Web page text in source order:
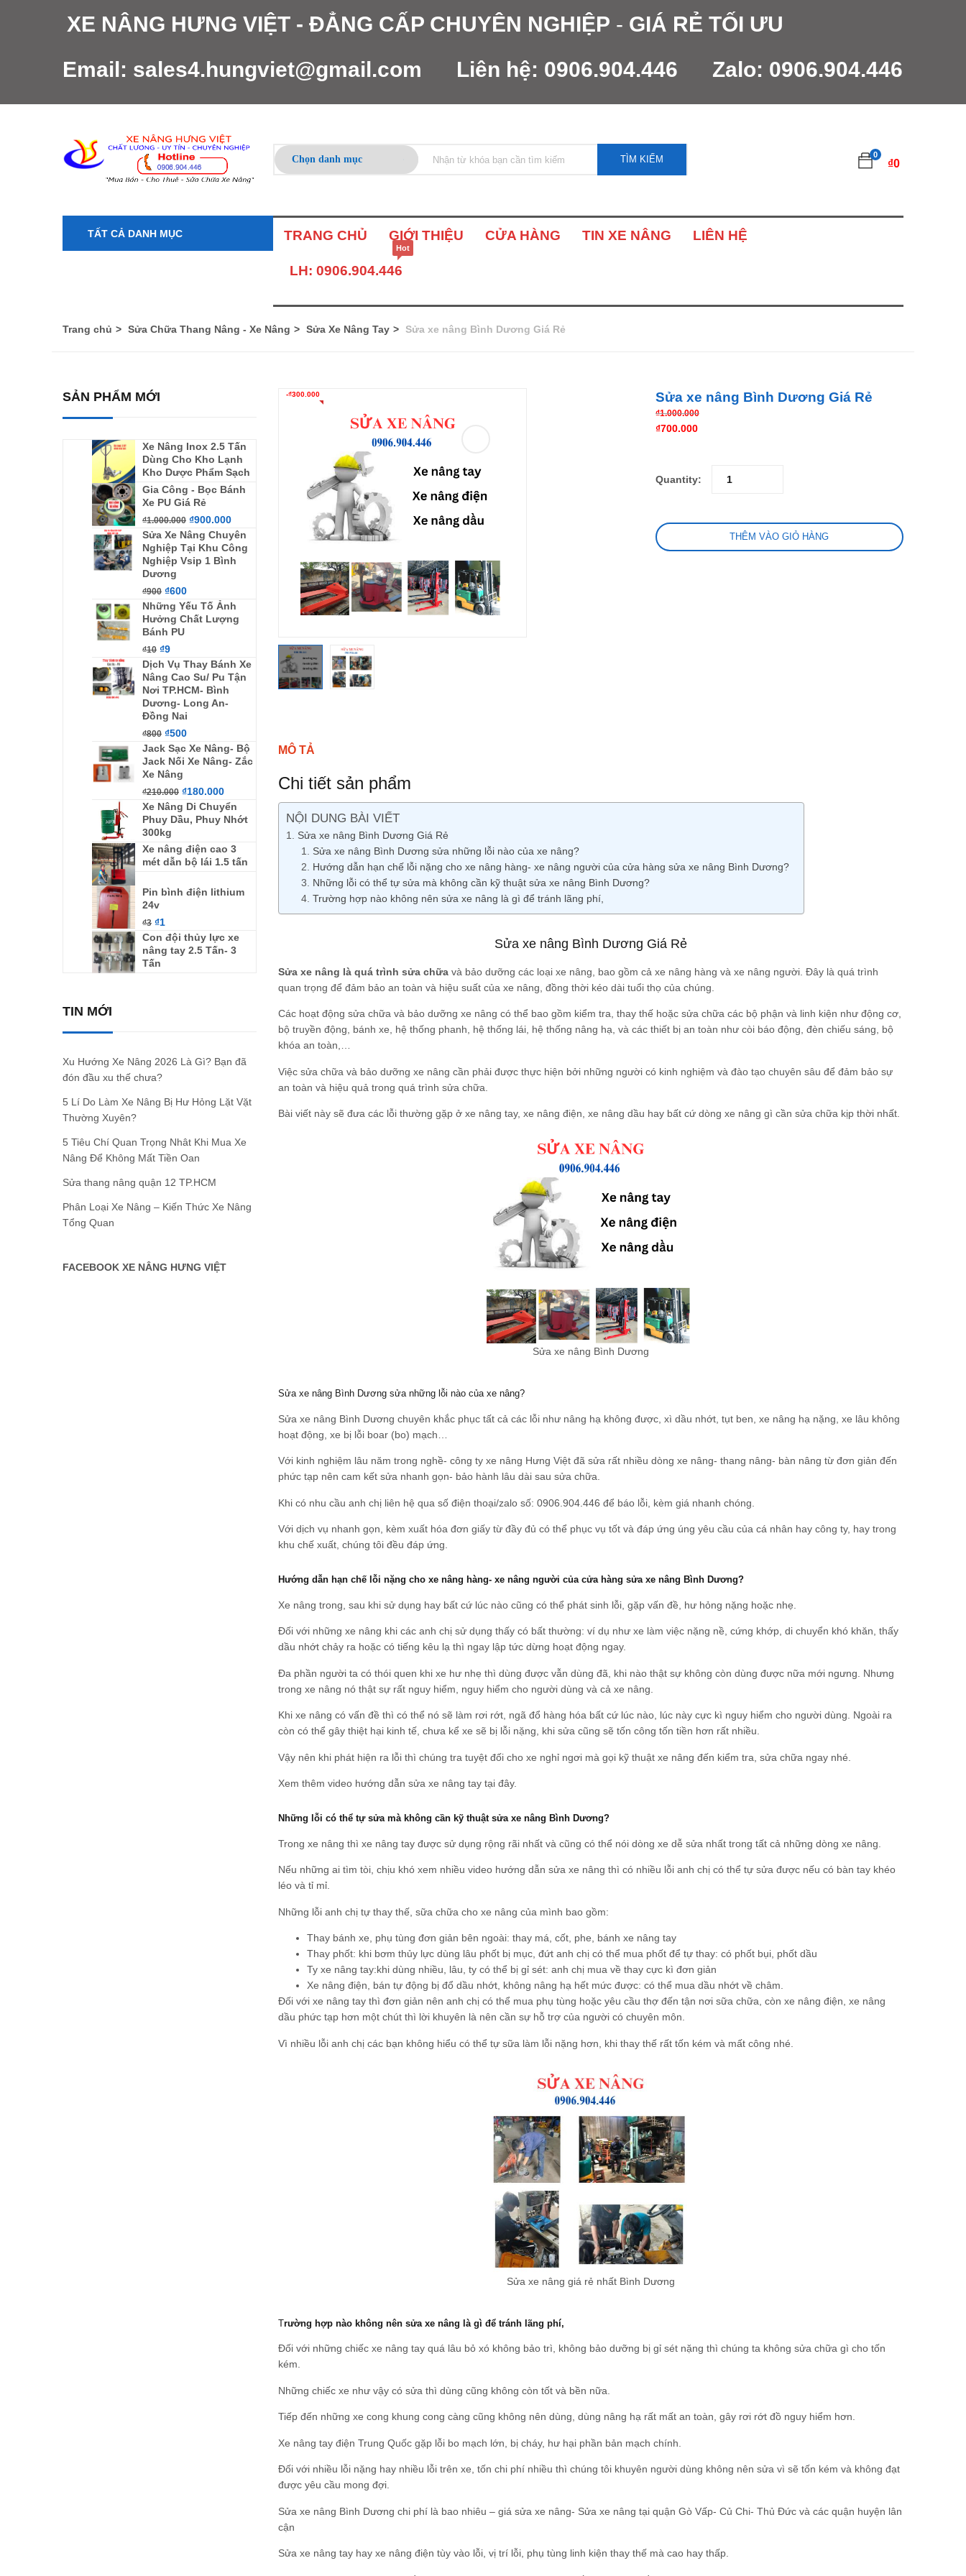
XE NÂNG HƯNG VIỆT - ĐẲNG CẤP CHUYÊN NGHIỆP - GIÁ RẺ TỐI ƯU
Email: sales4.hungviet@gmail.com Liên hệ: 0906.904.446 Zalo: 0906.904.446
TÌM KIẾM 0
₫0
TẤT CẢ DANH MỤC TRANG CHỦ GIỚI THIỆU CỬA HÀNG TIN XE NÂNG LIÊN HỆ
LH: 0906.904.446
Hot
Trang chủ Sửa Chữa Thang Nâng - Xe Nâng Sửa Xe Nâng Tay Sửa xe nâng Bình Dương Giá Rẻ
SẢN PHẨM MỚI
Xe Nâng Inox 2.5 Tấn
Dùng Cho Kho Lạnh
Kho Dược Phẩm Sạch
Gia Công - Bọc Bánh
Xe PU Giá Rẻ
₫1.000.000 ₫900.000
Sửa Xe Nâng Chuyên
Nghiệp Tại Khu Công
Nghiệp Vsip 1 Bình
Dương
₫900 ₫600
Những Yếu Tố Ảnh
Hưởng Chất Lượng
Bánh PU
₫10 ₫9
Dịch Vụ Thay Bánh Xe
Nâng Cao Su/ Pu Tận
Nơi TP.HCM- Bình
Dương- Long An-
Đồng Nai
₫800 ₫500
Jack Sạc Xe Nâng- Bộ
Jack Nối Xe Nâng- Zắc
Xe Nâng
₫210.000 ₫180.000
Xe Nâng Di Chuyển
Phuy Dầu, Phuy Nhớt
300kg
Xe nâng điện cao 3
mét dẫn bộ lái 1.5 tấn
Pin bình điện lithium
24v
₫3 ₫1
Con đội thủy lực xe
nâng tay 2.5 Tấn- 3
Tấn
TIN MỚI
Xu Hướng Xe Nâng 2026 Là Gì? Bạn đã
đón đầu xu thế chưa?
5 Lí Do Làm Xe Nâng Bị Hư Hỏng Lặt Vặt
Thường Xuyên?
5 Tiêu Chí Quan Trọng Nhât Khi Mua Xe
Nâng Để Không Mất Tiền Oan
Sửa thang nâng quận 12 TP.HCM
Phân Loại Xe Nâng – Kiến Thức Xe Nâng
Tổng Quan
FACEBOOK XE NÂNG HƯNG VIỆT
-₫300.000 Sửa xe nâng Bình Dương Giá Rẻ
₫1.000.000
₫700.000
Quantity:
THÊM VÀO GIỎ HÀNG
MÔ TẢ
Chi tiết sản phẩm
NỘI DUNG BÀI VIẾT
Sửa xe nâng Bình Dương Giá Rẻ
Sửa xe nâng Bình Dương sửa những lỗi nào của xe nâng?
Hướng dẫn hạn chế lỗi nặng cho xe nâng hàng- xe nâng người của cửa hàng sửa xe nâng Bình Dương?
Những lỗi có thể tự sửa mà không cần kỹ thuật sửa xe nâng Bình Dương?
Trường hợp nào không nên sửa xe nâng là gì để tránh lãng phí,
Sửa xe nâng Bình Dương Giá Rẻ
Sửa xe nâng là quá trình sửa chữa và bảo dưỡng các loại xe nâng, bao gồm cả xe nâng hàng và xe nâng người. Đây là quá trình
quan trọng để đảm bảo an toàn và hiệu suất của xe nâng, đồng thời kéo dài tuổi thọ của chúng.
Các hoạt động sửa chữa và bảo dưỡng xe nâng có thể bao gồm kiểm tra, thay thế hoặc sửa chữa các bộ phận và linh kiện như động cơ,
bộ truyền động, bánh xe, hệ thống phanh, hệ thống lái, hệ thống nâng hạ, và các thiết bị an toàn như còi báo động, đèn chiếu sáng, bộ
khóa an toàn,…
Việc sửa chữa và bảo dưỡng xe nâng cần phải được thực hiện bởi những người có kinh nghiệm và đào tạo chuyên sâu để đảm bảo sự
an toàn và hiệu quả trong quá trình sửa chữa.
Bài viết này sẽ đưa các lỗi thường gặp ở xe nâng tay, xe nâng điện, xe nâng dầu hay bất cứ dòng xe nâng gì cần sửa chữa kịp thời nhất.
Sửa xe nâng Bình Dương
Sửa xe nâng Bình Dương sửa những lỗi nào của xe nâng?
Sửa xe nâng Bình Dương chuyên khắc phục tất cả các lỗi như nâng hạ không được, xì dầu nhớt, tụt ben, xe nâng hạ nặng, xe lâu không
hoạt động, xe bị lỗi boar (bo) mạch…
Với kinh nghiệm lâu năm trong nghề- công ty xe nâng Hưng Việt đã sửa rất nhiều dòng xe nâng- thang nâng- bàn nâng từ đơn giản đến
phức tạp nên cam kết sửa nhanh gọn- bảo hành lâu dài sau sửa chữa.
Khi có nhu cầu anh chị liên hệ qua số điện thoại/zalo số: 0906.904.446 để báo lỗi, kèm giá nhanh chóng.
Với dịch vụ nhanh gọn, kèm xuất hóa đơn giấy từ đầy đủ có thể phục vụ tốt và đáp ứng úng yêu cầu của cá nhân hay công ty, hay trong
khu chế xuất, chúng tôi đều đáp ứng.
Hướng dẫn hạn chế lỗi nặng cho xe nâng hàng- xe nâng người của cửa hàng sửa xe nâng Bình Dương?
Xe nâng trong, sau khi sử dụng hay bất cứ lúc nào cũng có thể phát sinh lỗi, gặp vấn đề, hư hỏng nặng hoặc nhẹ.
Đối với những xe nâng khi các anh chị sử dụng thấy có bất thường: ví dụ như xe làm việc nặng nề, cứng khớp, di chuyển khó khăn, thấy
dầu nhớt chảy ra hoặc có tiếng kêu lạ thì ngay lập tức dừng hoạt động ngay.
Đa phần người ta có thói quen khi xe hư nhẹ thì dùng được vẫn dùng đã, khi nào thật sự không còn dùng được nữa mới ngưng. Nhưng
trong xe nâng nó thật sự rất nguy hiểm, nguy hiểm cho người dùng và cả xe nâng.
Khi xe nâng có vấn đề thì có thể nó sẽ làm rơi rớt, ngã đổ hàng hóa bất cứ lúc nào, lúc này cực kì nguy hiểm cho người dùng. Ngoài ra
còn có thể gây thiệt hại kinh tế, chưa kể xe sẽ bị lỗi nặng, khi sửa cũng sẽ tốn công tốn tiền hơn rất nhiều.
Vậy nên khi phát hiện ra lỗi thì chúng tra tuyệt đối cho xe nghỉ ngơi mà gọi kỹ thuật xe nâng đến kiểm tra, sửa chữa ngay nhé.
Xem thêm video hướng dẫn sửa xe nâng tay tại đây.
Những lỗi có thể tự sửa mà không cần kỹ thuật sửa xe nâng Bình Dương?
Trong xe nâng thì xe nâng tay được sử dụng rộng rãi nhất và cũng có thể nói dòng xe dễ sửa nhất trong tất cả những dòng xe nâng.
Nếu những ai tìm tòi, chịu khó xem nhiều video hướng dẫn sửa xe nâng thì có nhiều lỗi anh chị có thể tự sửa được nếu có bàn tay khéo
léo và tỉ mỉ.
Những lỗi anh chị tự thay thế, sữa chữa cho xe nâng của mình bao gồm:
Thay bánh xe, phụ tùng đơn giản bên ngoài: thay má, cốt, phe, bánh xe nâng tay
Thay phốt: khi bơm thủy lực dùng lâu phốt bị mục, đứt anh chị có thể mua phốt để tự thay: có phốt bụi, phốt dầu
Ty xe nâng tay:khi dùng nhiều, lâu, ty có thể bị gỉ sét: anh chị mua về thay cực kì đơn giản
Xe nâng điện, bán tự động bị đổ dầu nhớt, không nâng hạ hết mức được: có thể mua dầu nhớt về châm.
Đối với xe nâng tay thì đơn giản nên anh chị có thể mua phụ tùng hoặc yêu cầu thợ đến tận nơi sữa chữa, còn xe nâng điện, xe nâng
dầu phức tạp hơn một chút thì lời khuyên là nên cần sự hỗ trợ của người có chuyên môn.
Vì nhiều lỗi anh chị các bạn không hiểu có thể tự sữa làm lỗi nặng hơn, khi thay thế rất tốn kém và mất công nhé.
Sửa xe nâng giá rẻ nhất Bình Dương
Trường hợp nào không nên sửa xe nâng là gì để tránh lãng phí,
Đối với những chiếc xe nâng tay quá lâu bỏ xó không bảo trì, không bảo dưỡng bị gỉ sét nặng thì chúng ta không sửa chữa gì cho tốn
kém.
Những chiếc xe như vậy có sửa thì dùng cũng không còn tốt và bền nữa.
Tiếp đến những xe cong khung cong càng cũng không nên dùng, dùng nâng hạ rất mất an toàn, gây rơi rớt đồ nguy hiểm hơn.
Xe nâng tay điện Trung Quốc gặp lỗi bo mạch lớn, bị cháy, hư hại phần bản mạch chính.
Đối với nhiều lỗi nặng hay nhiều lỗi trên xe, tốn chi phí nhiều thì chúng tôi khuyên người dùng không nên sửa vì sẽ tốn kém và không đạt
được yêu cầu mong đợi.
Sửa xe nâng Bình Dương chi phí là bao nhiêu – giá sửa xe nâng- Sửa xe nâng tại quận Gò Vấp- Củ Chi- Thủ Đức và các quận huyện lân
cận
Sửa xe nâng tay hay xe nâng điện tùy vào lỗi, vị trí lỗi, phụ tùng linh kiện thay thế mà cao hay thấp.